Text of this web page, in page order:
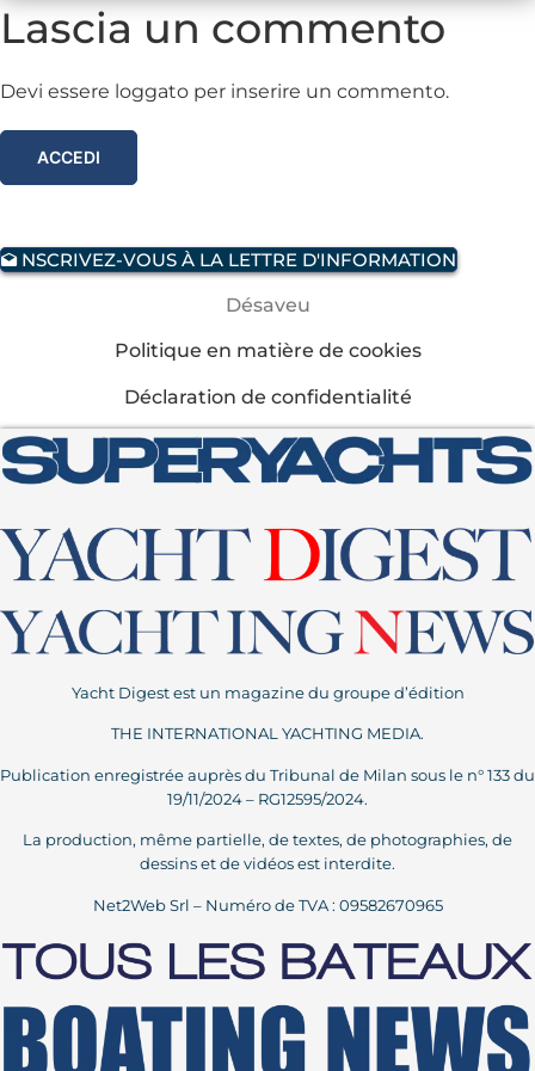
Lascia un commento
Devi essere loggato per inserire un commento.
ACCEDI
NSCRIVEZ-VOUS À LA LETTRE D'INFORMATION
Désaveu
Politique en matière de cookies
Déclaration de confidentialité
Yacht Digest est un magazine du groupe d’édition
THE INTERNATIONAL YACHTING MEDIA.
Publication enregistrée auprès du Tribunal de Milan sous le n° 133 du
19/11/2024 – RG12595/2024.
La production, même partielle, de textes, de photographies, de
dessins et de vidéos est interdite.
Net2Web Srl – Numéro de TVA : 09582670965